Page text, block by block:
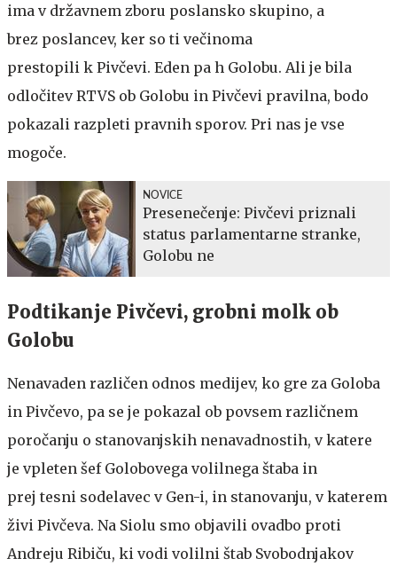
ima v državnem zboru poslansko skupino, a
brez poslancev, ker so ti večinoma
prestopili k Pivčevi. Eden pa h Golobu. Ali je bila
odločitev RTVS ob Golobu in Pivčevi pravilna, bodo
pokazali razpleti pravnih sporov. Pri nas je vse
mogoče.
NOVICE
Presenečenje: Pivčevi priznali
status parlamentarne stranke,
Golobu ne
Podtikanje Pivčevi, grobni molk ob
Golobu
Nenavaden različen odnos medijev, ko gre za Goloba
in Pivčevo, pa se je pokazal ob povsem različnem
poročanju o stanovanjskih nenavadnostih, v katere
je vpleten šef Golobovega volilnega štaba in
prej tesni sodelavec v Gen-i, in stanovanju, v katerem
živi Pivčeva. Na Siolu smo objavili ovadbo proti
Andreju Ribiču, ki vodi volilni štab Svobodnjakov